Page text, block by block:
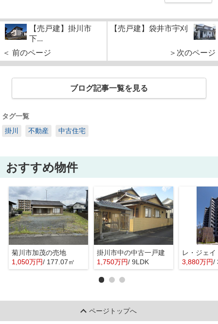
【売戸建】掛川市
下...
＜ 前のページ
【売戸建】袋井市宇刈
＞次のページ
ブログ記事一覧を見る
タグ一覧
掛川
不動産 中古住宅
おすすめ物件
菊川市加茂の売地
1,050万円/ 177.07㎡
掛川市中の中古一戸建
1,750万円/ 9LDK
レ・ジェ
3,880万円/
ページトップへ